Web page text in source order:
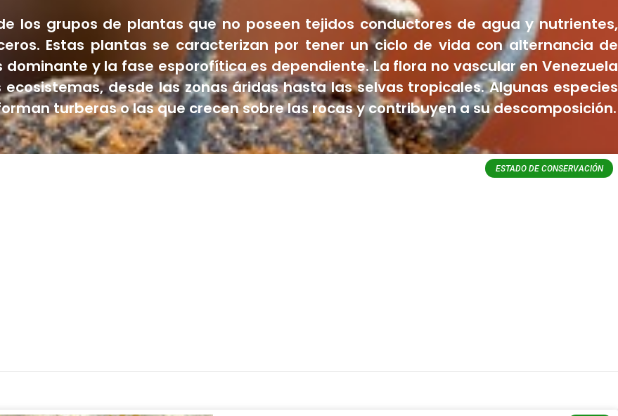
los grupos de plantas que no poseen tejidos conductores de agua y nutrientes,
Estas plantas se caracterizan por tener un ciclo de vida con alternancia de
y la fase esporofítica es dependiente. La flora no vascular en Venezuela
desde las zonas áridas hasta las selvas tropicales. Algunas especies
turberas o las que crecen sobre las rocas y contribuyen a su descomposición.